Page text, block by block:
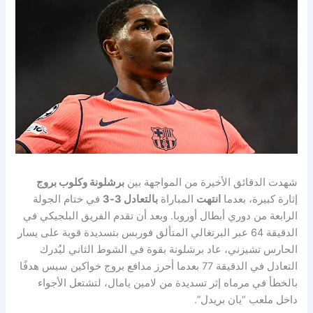
شهدت الدقائق الأخيرة من المواجهة بينبرشلونة وكلوب بروج
إثارة كبيرة، بعدماانتهتالمباراةبالتعادل 3-3
في ختام الجولة
الرابعة من دوري أبطال أوروبا. وبعد أن تقدم الفريق البلجيكي في
الدقيقة 64 عبر البرتغالي المتألق فوربس بتسديدة قوية على يسار
الحارس تشيزني، عاد برشلونة بقوة في الشوط الثاني ليُدرك
التعادل في الدقيقة 77 بعدما أحرز مدافع بروج خواكين سيس هدفًا
بالخطأ في مرماه إثر تسديدة من لامين يامال، لتشتعل الأجواء
داخل ملعب “يان بريدل”.